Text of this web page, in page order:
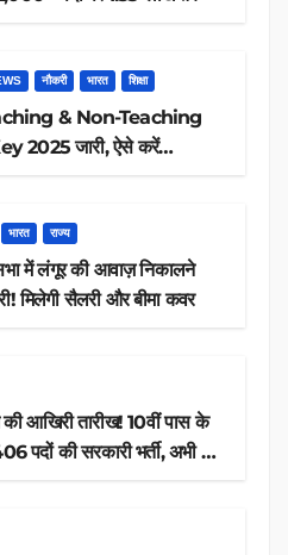
नौकरी भारत शिक्षा
& Non-Teaching
2025 जारी, ऐसे करें
भारत राज्य
में लंगूर की आवाज़ निकालने
नौकरी! मिलेगी सैलरी और बीमा कवर
आखिरी तारीख! 10वीं पास के
पदों की सरकारी भर्ती, अभी करें